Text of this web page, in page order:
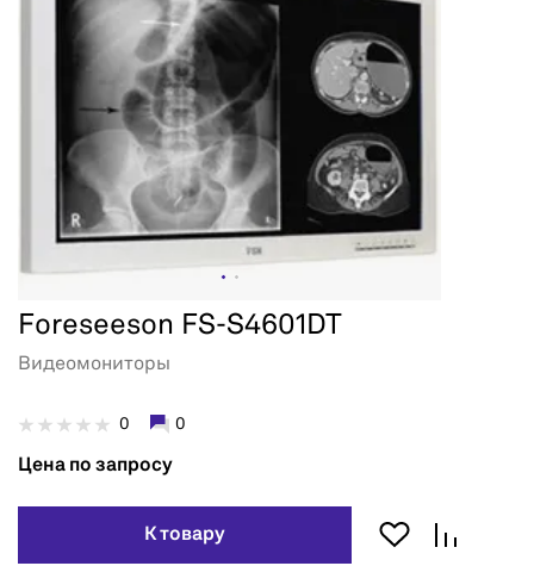
Foreseeson FS-S4601DT
Видеомониторы
0 0
Цена по запросу
К товару